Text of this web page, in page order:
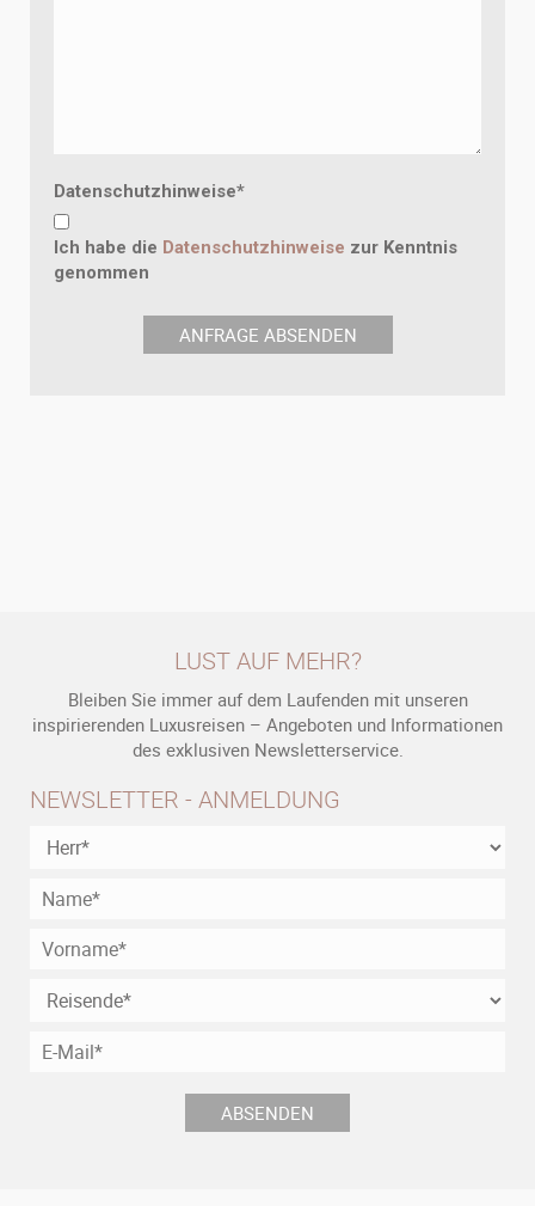
Datenschutzhinweise*
Ich habe die Datenschutzhinweise zur Kenntnis
genommen
LUST AUF MEHR?
Bleiben Sie immer auf dem Laufenden mit unseren
inspirierenden Luxusreisen – Angeboten und Informationen
des exklusiven Newsletterservice.
NEWSLETTER - ANMELDUNG